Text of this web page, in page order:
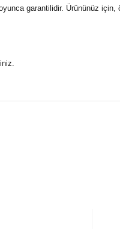
garantilidir. Ürününüz